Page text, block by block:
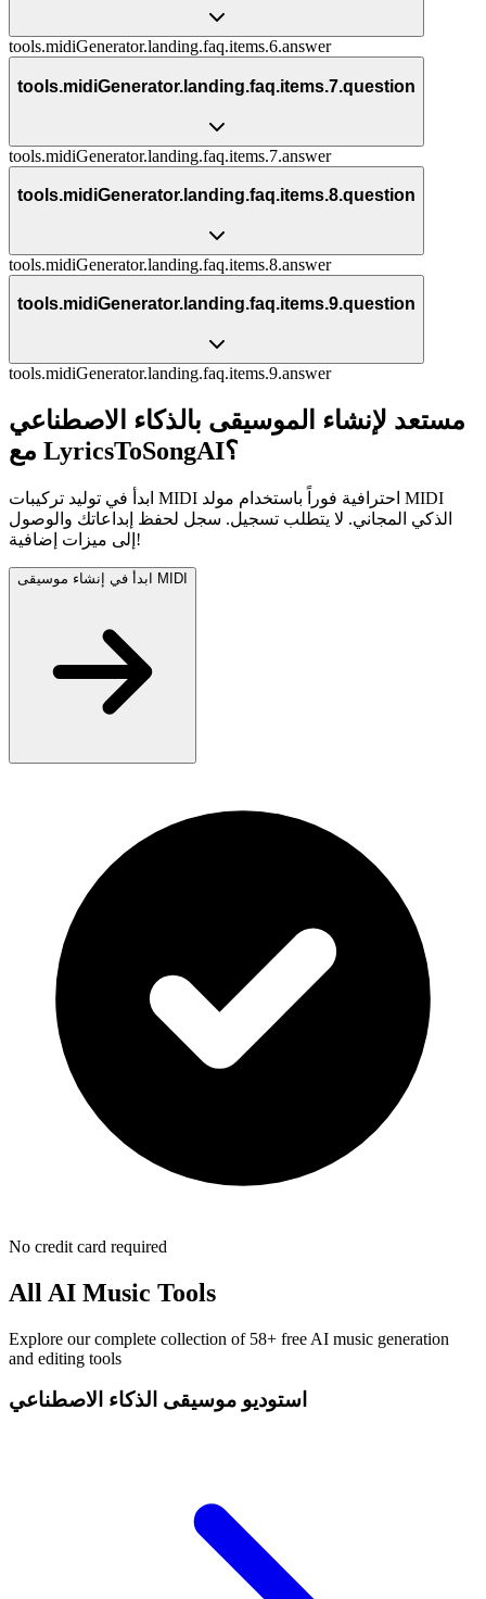
tools.midiGenerator.landing.faq.items.6.answer
tools.midiGenerator.landing.faq.items.7.question
tools.midiGenerator.landing.faq.items.7.answer
tools.midiGenerator.landing.faq.items.8.question
tools.midiGenerator.landing.faq.items.8.answer
tools.midiGenerator.landing.faq.items.9.question
tools.midiGenerator.landing.faq.items.9.answer
مستعد لإنشاء الموسيقى بالذكاء الاصطناعي
مع LyricsToSongAI؟
ابدأ في توليد تركيبات MIDI احترافية فوراً باستخدام مولد MIDI
الذكي المجاني. لا يتطلب تسجيل. سجل لحفظ إبداعاتك والوصول
إلى ميزات إضافية!
ابدأ في إنشاء موسيقى MIDI
No credit card required
All AI Music Tools
Explore our complete collection of 58+ free AI music generation
and editing tools
استوديو موسيقى الذكاء الاصطناعي